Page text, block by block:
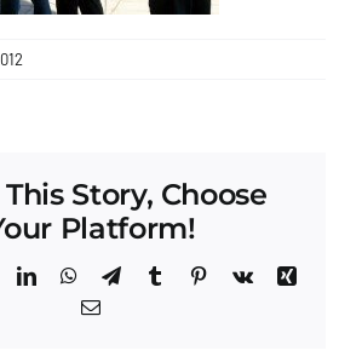
Story, Choose
Platform!
LinkedInWhatsApp
TelegramTumblrPinterest
Vk
Xing
Correo